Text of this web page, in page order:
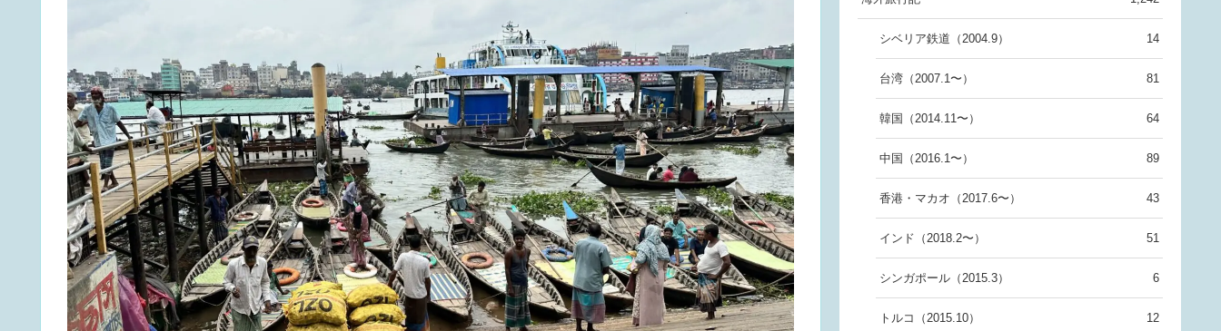
シベリア鉄道（2004.9） 14
台湾（2007.1〜） 81
韓国（2014.11〜） 64
中国（2016.1〜） 89
香港・マカオ（2017.6〜） 43
インド（2018.2〜） 51
シンガポール（2015.3） 6
トルコ（2015.10） 12